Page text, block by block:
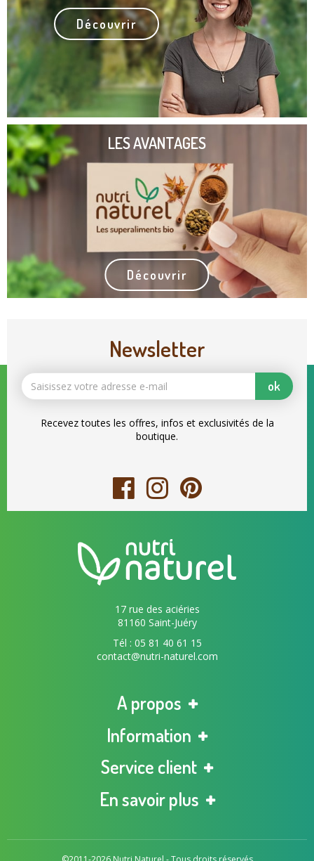
Découvrir
LES AVANTAGES
Découvrir
Newsletter
ok
Recevez toutes les offres, infos et exclusivités de la
boutique.
17 rue des aciéries
81160 Saint-Juéry
Tél : 05 81 40 61 15
contact@nutri-naturel.com
A propos
Information
Service client
En savoir plus